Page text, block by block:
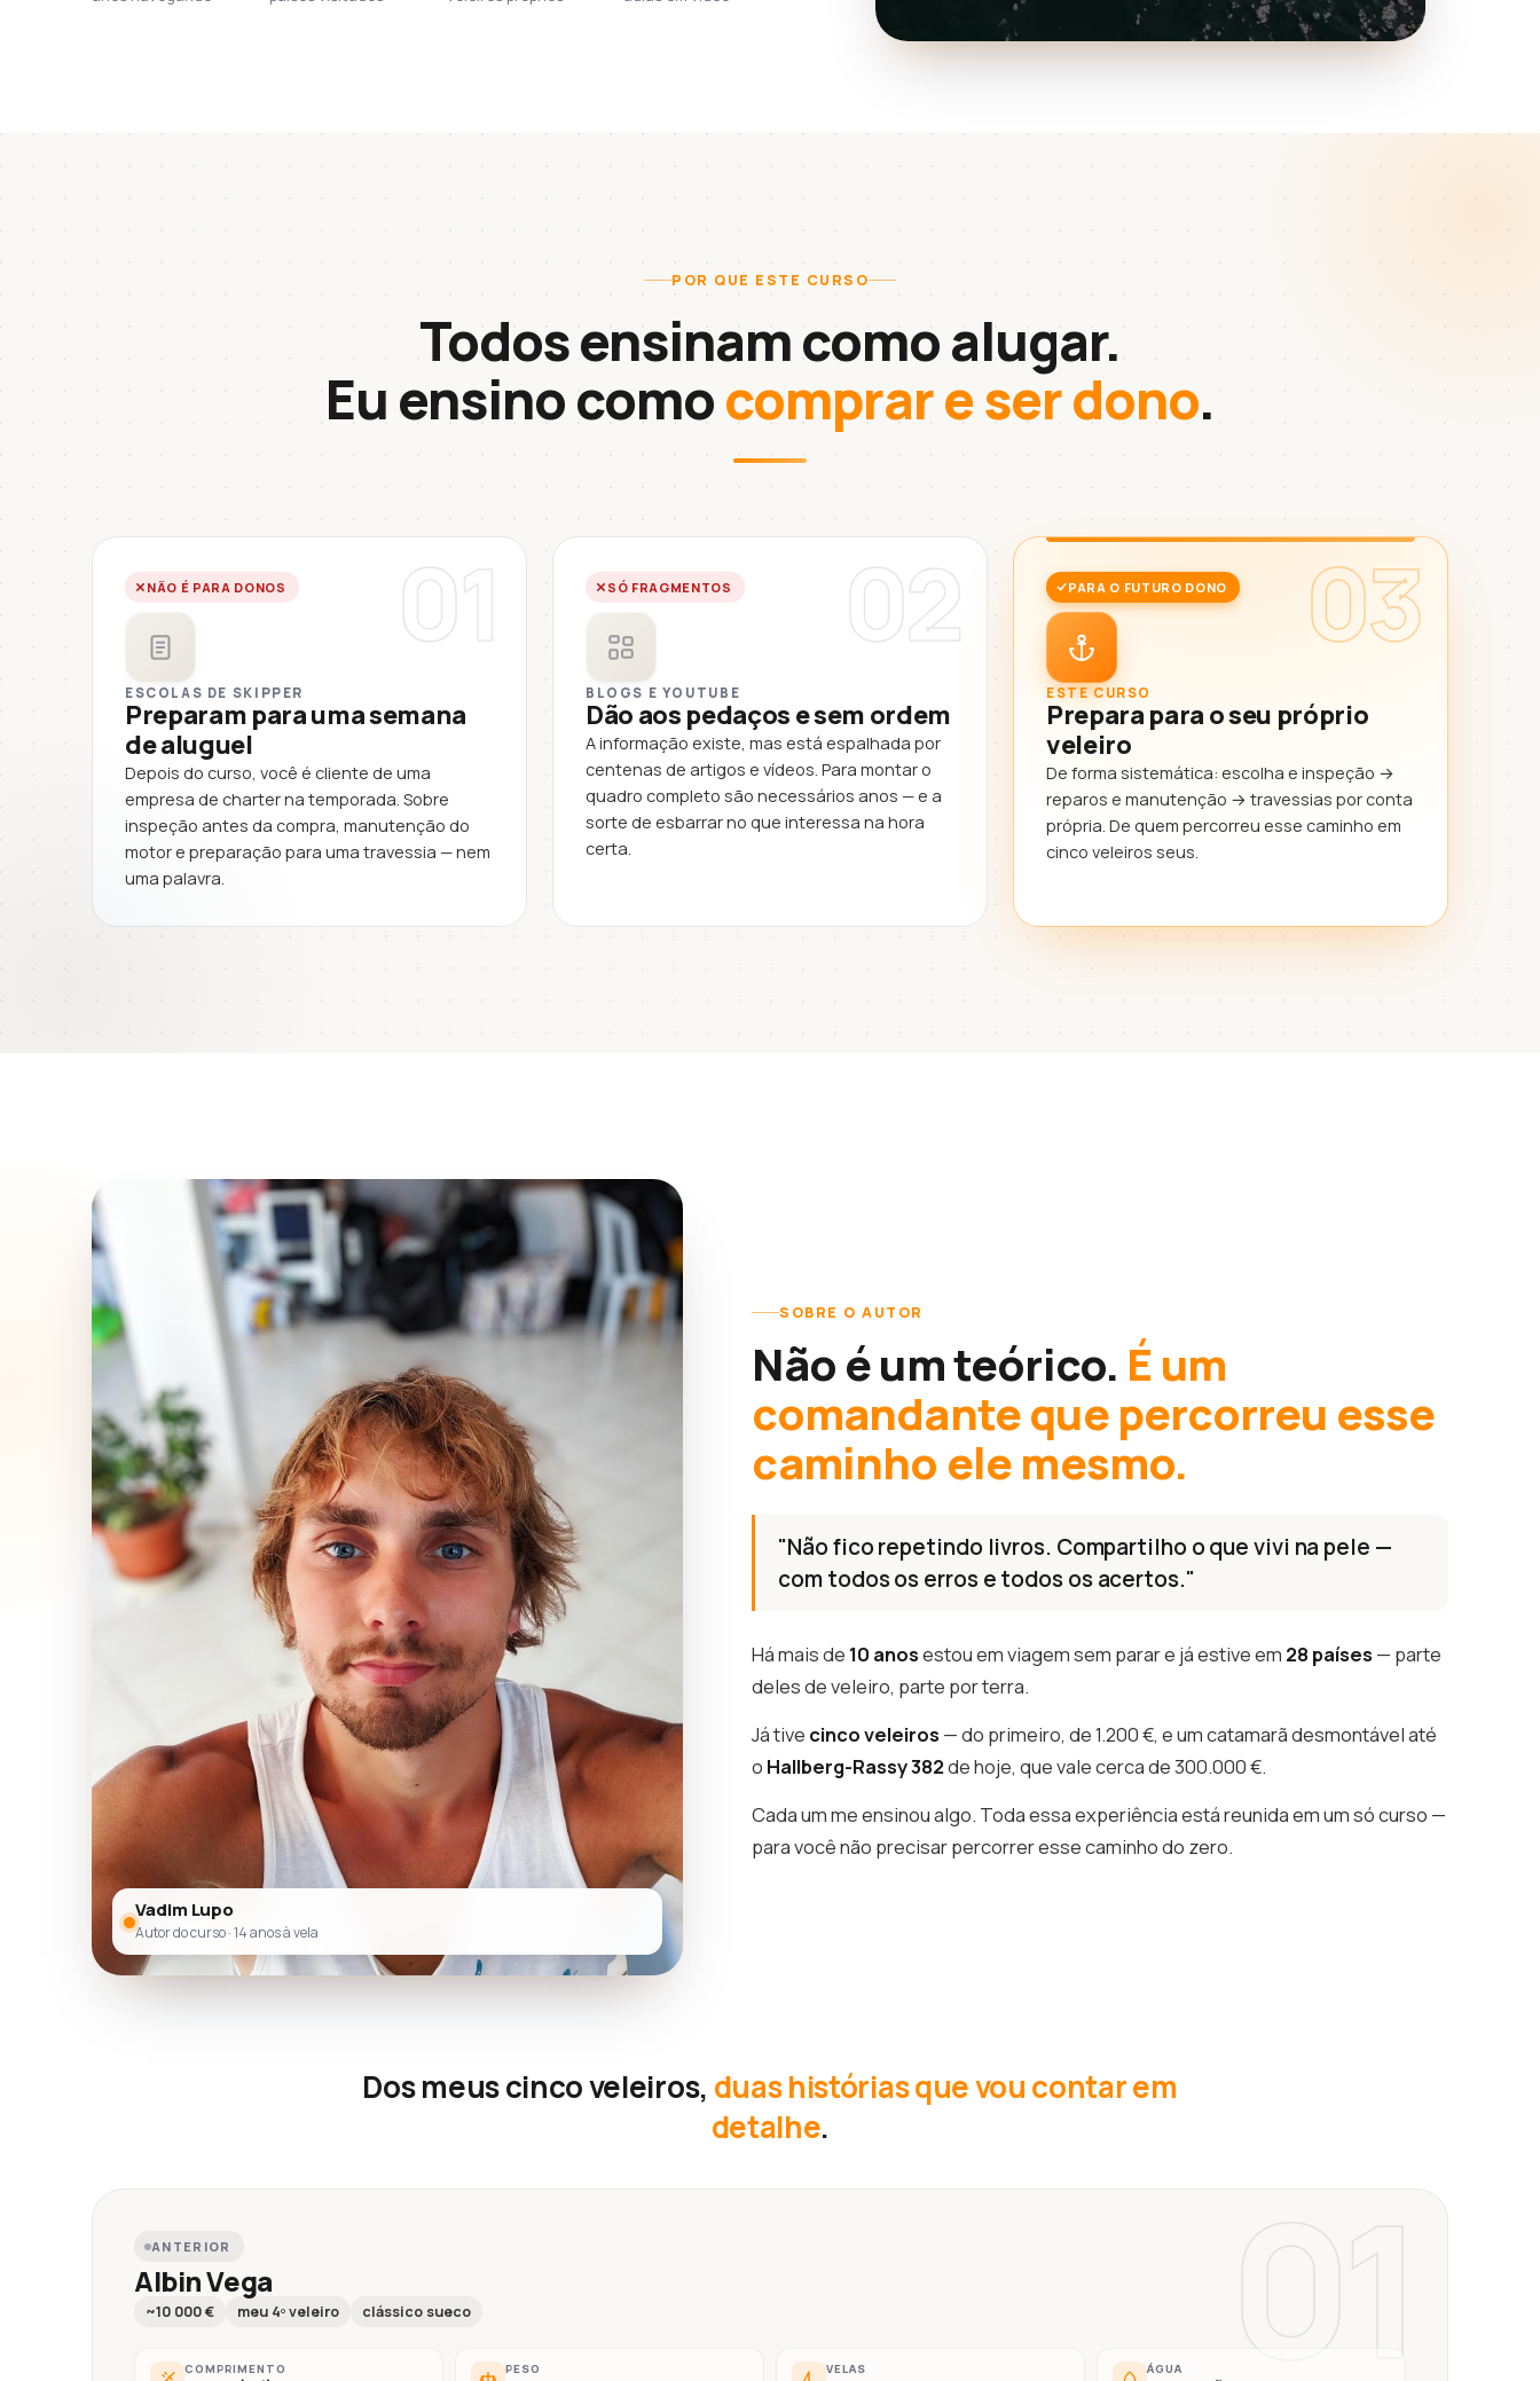
POR QUE ESTE CURSO
Todos ensinam como alugar.
Eu ensino comocomprar e ser dono.
01
NÃO É PARA DONOS
ESCOLAS DE SKIPPER
Preparam para uma semana
de aluguel
Depois do curso, você é cliente de uma
empresa de charter na temporada. Sobre
inspeção antes da compra, manutenção do
motor e preparação para uma travessia — nem
uma palavra.
02
SÓ FRAGMENTOS
BLOGS E YOUTUBE
Dão aos pedaços e sem ordem
A informação existe, mas está espalhada por
centenas de artigos e vídeos. Para montar o
quadro completo são necessários anos — e a
sorte de esbarrar no que interessa na hora
certa.
03
PARA O FUTURO DONO
ESTE CURSO
Prepara para o seu próprio
veleiro
De forma sistemática: escolha e inspeção →
reparos e manutenção → travessias por conta
própria. De quem percorreu esse caminho em
cinco veleiros seus.
Vadim Lupo
Autor do curso · 14 anos à vela
SOBRE O AUTOR
Não é um teórico. É um
comandante que percorreu esse
caminho ele mesmo.
"Não fico repetindo livros. Compartilho o que vivi na pele —
com todos os erros e todos os acertos."
Há mais de 10 anosestou em viagem sem parar e já estive em 28 países — parte
deles de veleiro, parte por terra.
Já tive cinco veleiros — do primeiro, de 1.200 €, e um catamarã desmontável até
o Hallberg-Rassy 382de hoje, que vale cerca de 300.000 €.
Cada um me ensinou algo. Toda essa experiência está reunida em um só curso —
para você não precisar percorrer esse caminho do zero.
Dos meus cinco veleiros, duas histórias que vou contar em
detalhe.
01
ANTERIOR
Albin Vega
~10 000 € meu 4º veleiro clássico sueco
COMPRIMENTO PESO VELAS ÁGUA